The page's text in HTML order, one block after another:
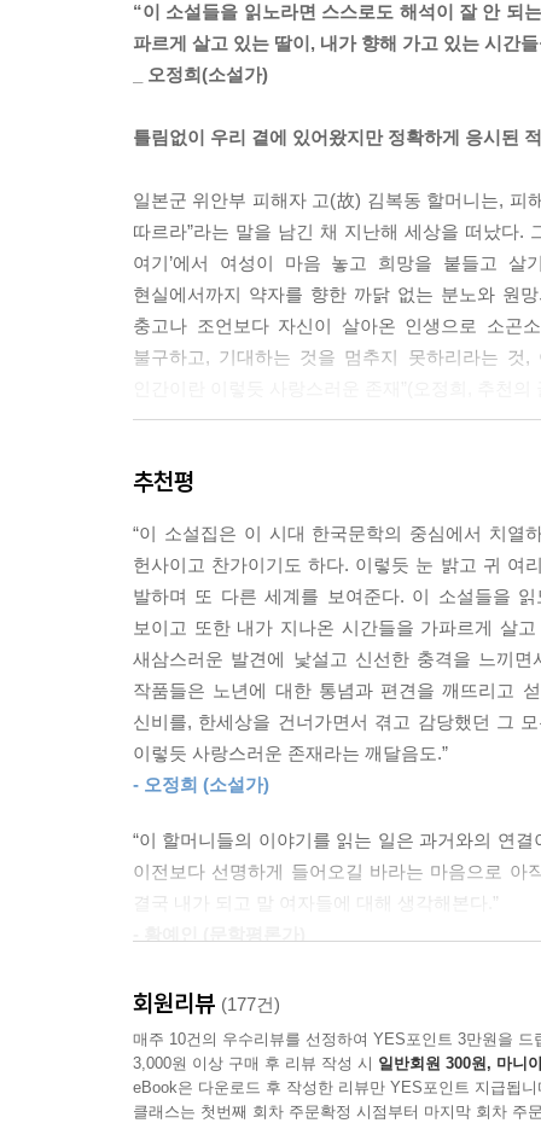
따지고 보면 그때에는 그녀의 존재 자체가 잘못
싶은 마음과 자신의 며느리와 관계된 모든 시공간
이 자신에게 아무런 타격도 주지 않았다는 것을
규옥은 피부 여기저기에 붉은 반점이 돋아나고 있
지난 60년을 살면서 한 번도 겪어보지 않은 일이
다. 허리에, 어깨에, 손목에, 혈관에, 어떤 기미처
--- 최은미, 「11월행」 중에서
“이 소설들을 읽노라면 스스로도 해석이 잘 안 되
파르게 살고 있는 딸이, 내가 향해 가고 있는 시간
_ 오정희(소설가)
틀림없이 우리 곁에 있어왔지만 정확하게 응시된
일본군 위안부 피해자 고(故) 김복동 할머니는, 피
따르라”라는 말을 남긴 채 지난해 세상을 떠났다.
여기’에서 여성이 마음 놓고 희망을 붙들고 살
현실에서까지 약자를 향한 까닭 없는 분노와 원
충고나 조언보다 자신이 살아온 인생으로 소곤
불구하고, 기대하는 것을 멈추지 못하리라는
‘할머니’들의 이름을 제대로 불러보고 싶다는 마
그려냈다. 가족의 의미가 흐려져가는 시대에도
의해 자신의 이름을 지우고도 한 시대를 오롯
있어왔지만 정확하게 응시된 적은 없었던 여성들
누구도 주목하지 않았던 ‘할머니’의 존재성을 전면
‘여자 어른’으로서 할머니는 여전히 우리와 같은
우리의 할머니들은 관절염과 우울증에 시달리면
있다. 남편에게도 가정에서의 동등한 권위를 (
할머니들은 왜 여전히 인생을 충실히 살아낸 어른
2020년 현대문학상을 수상한 백수린의 「흑설
믿었”지만, 결국엔 “낯선 섬에 홀로 표착한 것 같
2020년 젊은작가상 대상을 수상한 강화길의 최신
추천평
“이 소설집은 이 시대 한국문학의 중심에서 치열
헌사이고 찬가이기도 하다. 이렇듯 눈 밝고 귀 여
발하며 또 다른 세계를 보여준다. 이 소설들을
보이고 또한 내가 지나온 시간들을 가파르게 살
새삼스러운 발견에 낯설고 신선한 충격을 느끼
작품들은 노년에 대한 통념과 편견을 깨뜨리고
신비를, 한세상을 건너가면서 겪고 감당했던 그
이렇듯 사랑스러운 존재라는 깨달음도.”
- 오정희 (소설가)
“이 할머니들의 이야기를 읽는 일은 과거와의 연
이전보다 선명하게 들어오길 바라는 마음으로
결국 내가 되고 말 여자들에 대해 생각해본다.”
회원리뷰 (177건)
매주 10건의 우수리뷰를 선정하여 YES포인트 3만원을 드
3,000원 이상 구매 후 리뷰 작성 시 일반회원 300원, 마니
eBook은 다운로드 후 작성한 리뷰만 YES포인트 지급됩니
클래스는 첫번째 회차 주문확정 시점부터 마지막 회차 주